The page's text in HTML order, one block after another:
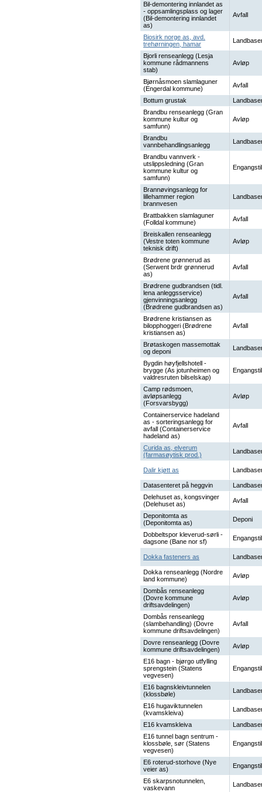
Bil-demontering innlandet as
- oppsamlingsplass og lager
(Bil-demontering innlandet
as)
Avfall
Biosirk norge as, avd.
trehørningen, hamar
Bjorli renseanlegg (Lesja
kommune rådmannens
stab)
Avløp
Bjørnåsmoen slamlaguner
(Engerdal kommune)
Avfall
Bottum grustak
Brandbu renseanlegg (Gran
kommune kultur og
samfunn)
Avløp
Brandbu
vannbehandlingsanlegg
Brandbu vannverk -
utslippsledning (Gran
kommune kultur og
samfunn)
Brannøvingsanlegg for
lillehammer region
brannvesen
Brattbakken slamlaguner
(Folldal kommune)
Avfall
Breiskallen renseanlegg
(Vestre toten kommune
teknisk drift)
Avløp
Brødrene grønnerud as
(Serwent brdr grønnerud
as)
Avfall
Brødrene gudbrandsen (tidl.
lena anleggsservice)
gjenvinningsanlegg
(Brødrene gudbrandsen as)
Avfall
Brødrene kristiansen as
bilopphoggeri (Brødrene
kristiansen as)
Avfall
Brøtaskogen massemottak
og deponi
Bygdin høyfjellshotell -
brygge (As jotunheimen og
valdresruten bilselskap)
Camp rødsmoen,
avløpsanlegg
(Forsvarsbygg)
Avløp
Containerservice hadeland
as - sorteringsanlegg for
avfall (Containerservice
hadeland as)
Avfall
Curida as, elverum
(farmasøytisk prod.)
Dalir kjøtt as
Datasenteret på heggvin
Delehuset as, kongsvinger
(Delehuset as)
Avfall
Deponitomta as
(Deponitomta as)
Deponi
Dobbeltspor kleverud-sørli -
dagsone (Bane nor sf)
Dokka fasteners as
Dokka renseanlegg (Nordre
land kommune)
Avløp
Dombås renseanlegg
(Dovre kommune
driftsavdelingen)
Avløp
Dombås renseanlegg
(slambehandling) (Dovre
kommune driftsavdelingen)
Avfall
Dovre renseanlegg (Dovre
kommune driftsavdelingen)
Avløp
E16 bagn - bjørgo utfylling
sprengstein (Statens
vegvesen)
E16 bagnskleivtunnelen
(klossbøle)
E16 hugaviktunnelen
(kvamskleiva)
E16 kvamskleiva
E16 tunnel bagn sentrum -
klossbøle, sør (Statens
vegvesen)
E6 roterud-storhove (Nye
veier as)
E6 skarpsnotunnelen,
vaskevann